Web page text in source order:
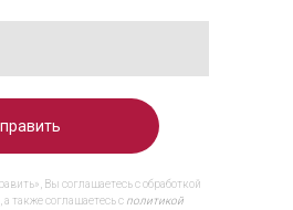
Вы соглашаетесь с обработкой
также соглашаетесь с политикой